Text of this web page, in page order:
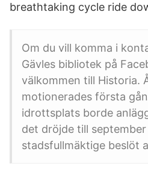
breathtaking cycle ride
Om du vill komma i
Gävles bibliotek på
välkommen till Historia.
motionerades första
idrottsplats borde
det dröjde till september
stadsfullmäktige beslöt